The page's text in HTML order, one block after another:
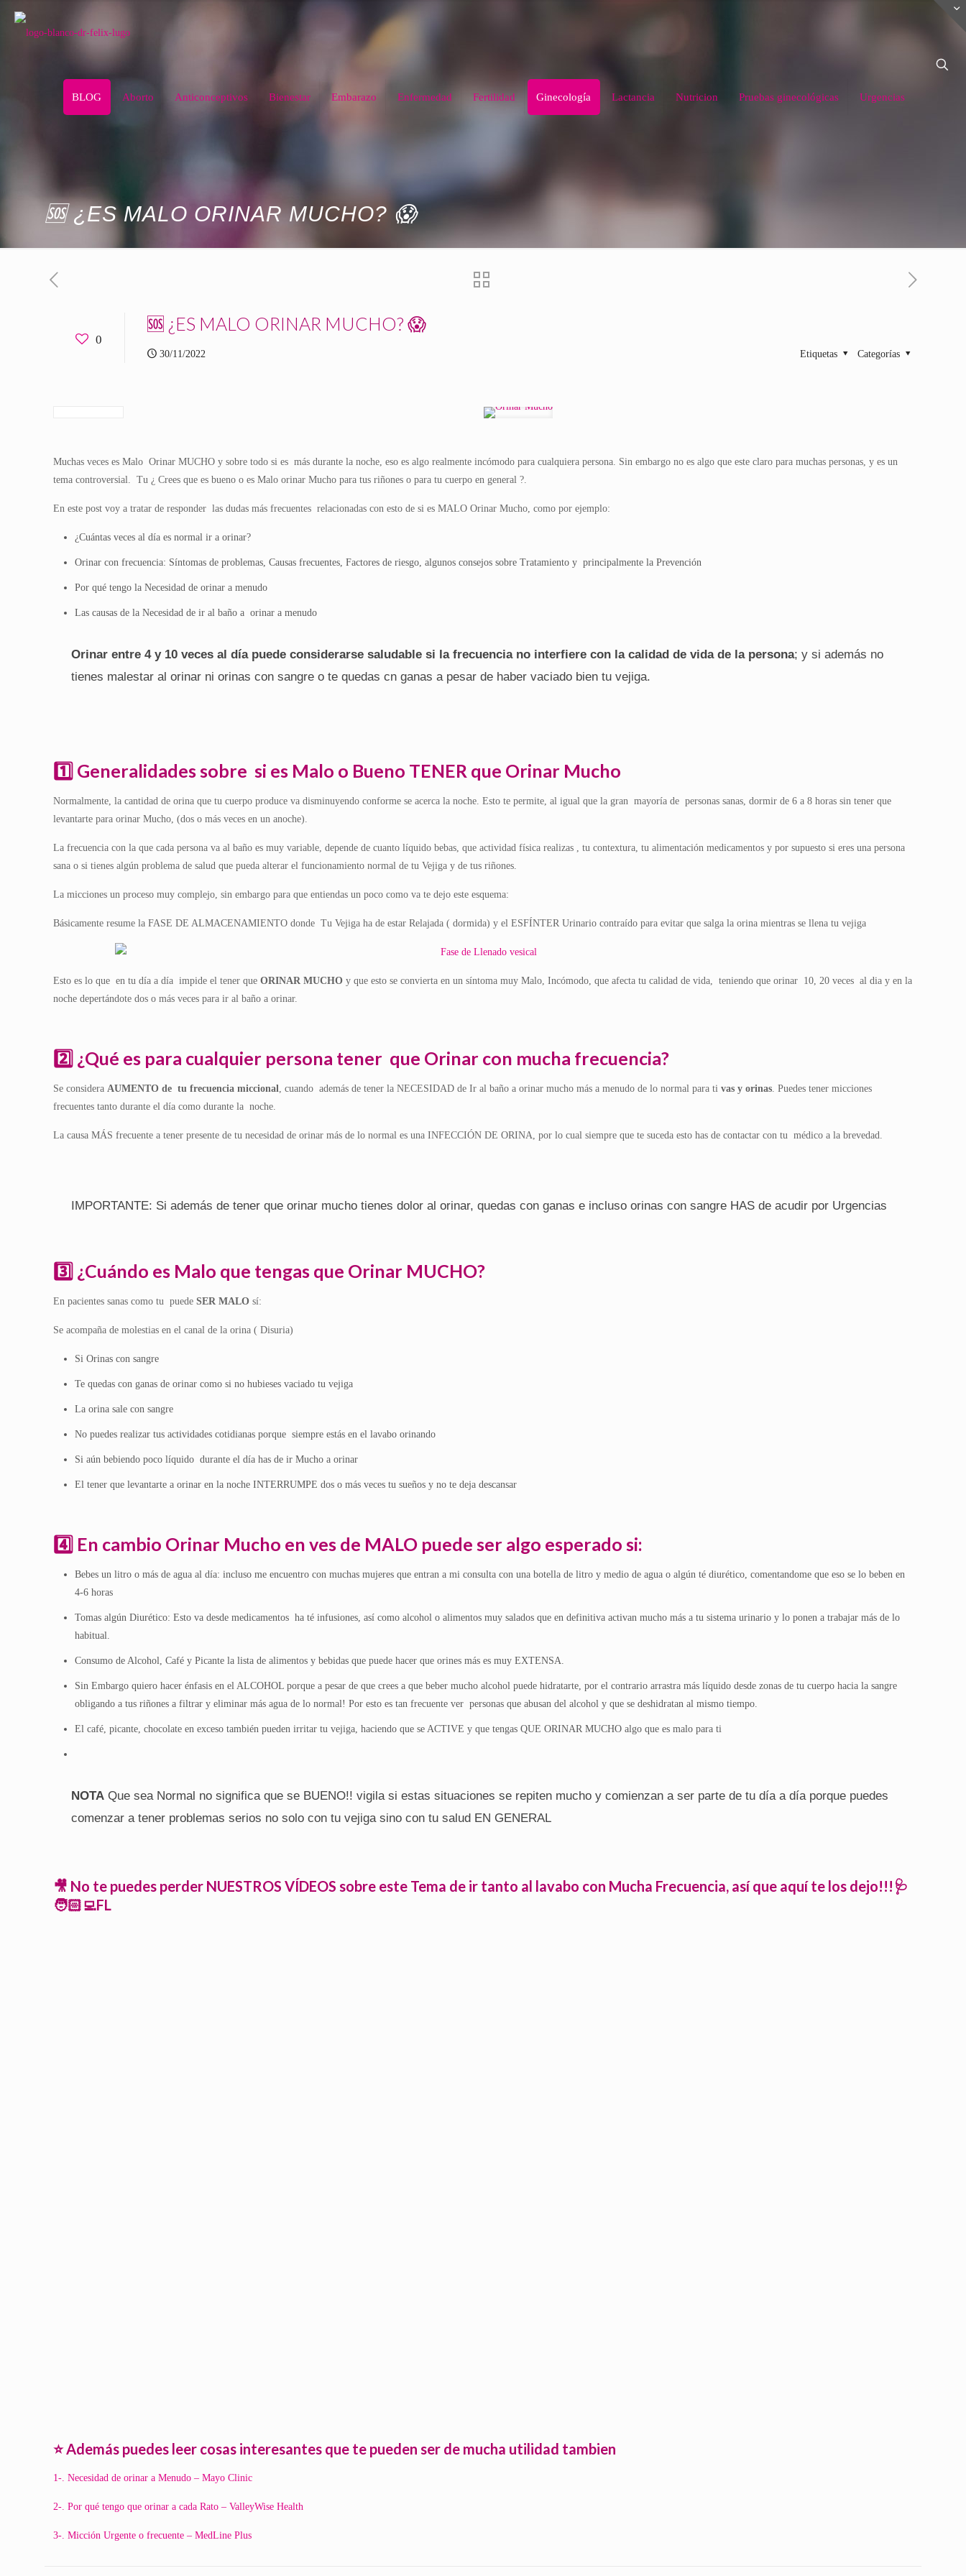
BLOG Aborto Anticonceptivos Bienestar Embarazo Enfermedad Fertilidad Ginecología Lactancia Nutricion Pruebas ginecológicas Urgencias
🆘 ¿ES MALO ORINAR MUCHO? 😱
0
🆘 ¿ES MALO ORINAR MUCHO? 😱
30/11/2022 Categorías
Etiquetas
Muchas veces es Malo Orinar MUCHO y sobre todo si es más durante la noche, eso es algo realmente incómodo para cualquiera persona. Sin embargo no es algo que este claro para muchas personas, y es un
tema controversial. Tu ¿ Crees que es bueno o es Malo orinar Mucho para tus riñones o para tu cuerpo en general ?.
En este post voy a tratar de responder las dudas más frecuentes relacionadas con esto de si es MALO Orinar Mucho, como por ejemplo:
¿Cuántas veces al día es normal ir a orinar?
Orinar con frecuencia: Síntomas de problemas, Causas frecuentes, Factores de riesgo, algunos consejos sobre Tratamiento y principalmente la Prevención
Por qué tengo la Necesidad de orinar a menudo
Las causas de la Necesidad de ir al baño a orinar a menudo
Orinar entre 4 y 10 veces al día puede considerarse saludable si la frecuencia no interfiere con la calidad de vida de la persona; y si además no
tienes malestar al orinar ni orinas con sangre o te quedas cn ganas a pesar de haber vaciado bien tu vejiga.
1️⃣ Generalidades sobre si es Malo o Bueno TENER que Orinar Mucho
Normalmente, la cantidad de orina que tu cuerpo produce va disminuyendo conforme se acerca la noche. Esto te permite, al igual que la gran mayoría de personas sanas, dormir de 6 a 8 horas sin tener que
levantarte para orinar Mucho, (dos o más veces en un anoche).
La frecuencia con la que cada persona va al baño es muy variable, depende de cuanto líquido bebas, que actividad física realizas , tu contextura, tu alimentación medicamentos y por supuesto si eres una persona
sana o si tienes algún problema de salud que pueda alterar el funcionamiento normal de tu Vejiga y de tus riñones.
La micciones un proceso muy complejo, sin embargo para que entiendas un poco como va te dejo este esquema:
Básicamente resume la FASE DE ALMACENAMIENTO donde Tu Vejiga ha de estar Relajada ( dormida) y el ESFÍNTER Urinario contraído para evitar que salga la orina mientras se llena tu vejiga
Esto es lo que en tu día a día impide el tener queORINAR MUCHO y que esto se convierta en un síntoma muy Malo, Incómodo, que afecta tu calidad de vida, teniendo que orinar 10, 20 veces al dia y en la
noche depertándote dos o más veces para ir al baño a orinar.
2️⃣ ¿Qué es para cualquier persona tener que Orinar con mucha frecuencia?
Se consideraAUMENTO de tu frecuencia miccional, cuando además de tener la NECESIDAD de Ir al baño a orinar mucho más a menudo de lo normal para tivas y orinas. Puedes tener micciones
frecuentes tanto durante el día como durante la noche.
La causa MÁS frecuente a tener presente de tu necesidad de orinar más de lo normal es una INFECCIÓN DE ORINA, por lo cual siempre que te suceda esto has de contactar con tu médico a la brevedad.
IMPORTANTE: Si además de tener que orinar mucho tienes dolor al orinar, quedas con ganas e incluso orinas con sangre HAS de acudir por Urgencias
3️⃣ ¿Cuándo es Malo que tengas que Orinar MUCHO?
En pacientes sanas como tu puedeSER MALO sí:
Se acompaña de molestias en el canal de la orina ( Disuria)
Si Orinas con sangre
Te quedas con ganas de orinar como si no hubieses vaciado tu vejiga
La orina sale con sangre
No puedes realizar tus actividades cotidianas porque siempre estás en el lavabo orinando
Si aún bebiendo poco líquido durante el día has de ir Mucho a orinar
El tener que levantarte a orinar en la noche INTERRUMPE dos o más veces tu sueños y no te deja descansar
4️⃣ En cambio Orinar Mucho en ves de MALO puede ser algo esperado si:
Bebes un litro o más de agua al día: incluso me encuentro con muchas mujeres que entran a mi consulta con una botella de litro y medio de agua o algún té diurético, comentandome que eso se lo beben en
4-6 horas
Tomas algún Diurético:Esto va desde medicamentos ha té infusiones, así como alcohol o alimentos muy salados que en definitiva activan mucho más a tu sistema urinario y lo ponen a trabajar más de lo
habitual.
Consumo de Alcohol, Café y Picante la lista de alimentos y bebidas que puede hacer que orines más es muy EXTENSA.
Sin Embargo quiero hacer énfasis en el ALCOHOL porque a pesar de que crees a que beber mucho alcohol puede hidratarte, por el contrario arrastra más líquido desde zonas de tu cuerpo hacia la sangre
obligando a tus riñones a filtrar y eliminar más agua de lo normal! Por esto es tan frecuente ver personas que abusan del alcohol y que se deshidratan al mismo tiempo.
El café, picante, chocolate en exceso también pueden irritar tu vejiga, haciendo que se ACTIVE y que tengas QUE ORINAR MUCHO algo que es malo para ti
NOTA Que sea Normal no significa que se BUENO!! vigila si estas situaciones se repiten mucho y comienzan a ser parte de tu día a día porque puedes
comenzar a tener problemas serios no solo con tu vejiga sino con tu salud EN GENERAL
🎥 No te puedes perder NUESTROS VÍDEOS sobre este Tema de ir tanto al lavabo con Mucha Frecuencia, así que aquí te los dejo!!!🩺
🧑🏻‍💻FL
⭐️ Además puedes leer cosas interesantes que te pueden ser de mucha utilidad tambien
1-. Necesidad de orinar a Menudo – Mayo Clinic
2-. Por qué tengo que orinar a cada Rato – ValleyWise Health
3-. Micción Urgente o frecuente – MedLine Plus